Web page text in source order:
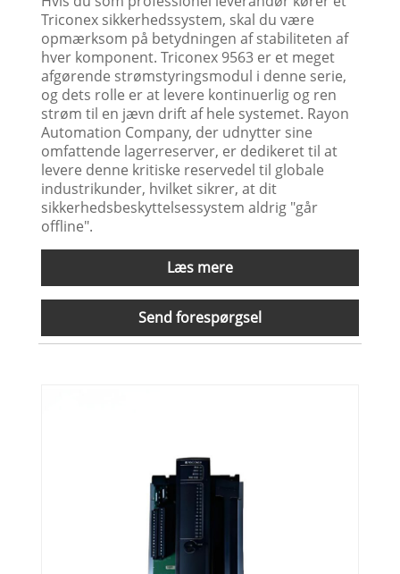
Triconex sikkerhedssystem, skal du være
opmærksom på betydningen af ​​stabiliteten af ​​
hver komponent. Triconex 9563 er et meget
afgørende strømstyringsmodul i denne serie,
og dets rolle er at levere kontinuerlig og ren
strøm til en jævn drift af hele systemet. Rayon
Automation Company, der udnytter sine
omfattende lagerreserver, er dedikeret til at
levere denne kritiske reservedel til globale
industrikunder, hvilket sikrer, at dit
sikkerhedsbeskyttelsessystem aldrig "går
offline".
Læs mere
Send forespørgsel